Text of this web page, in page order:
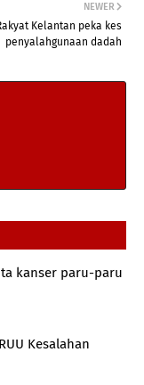
NEWER
Kelantan peka kes
penyalahgunaan dadah
kanser paru-paru
Kesalahan